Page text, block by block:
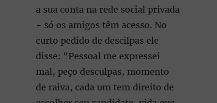
a sua conta na rede social privada
- só os amigos têm acesso. No
curto pedido de descilpas ele
disse: "Pessoal me expressei
mal, peço desculpas, momento
de raiva, cada um tem direito de